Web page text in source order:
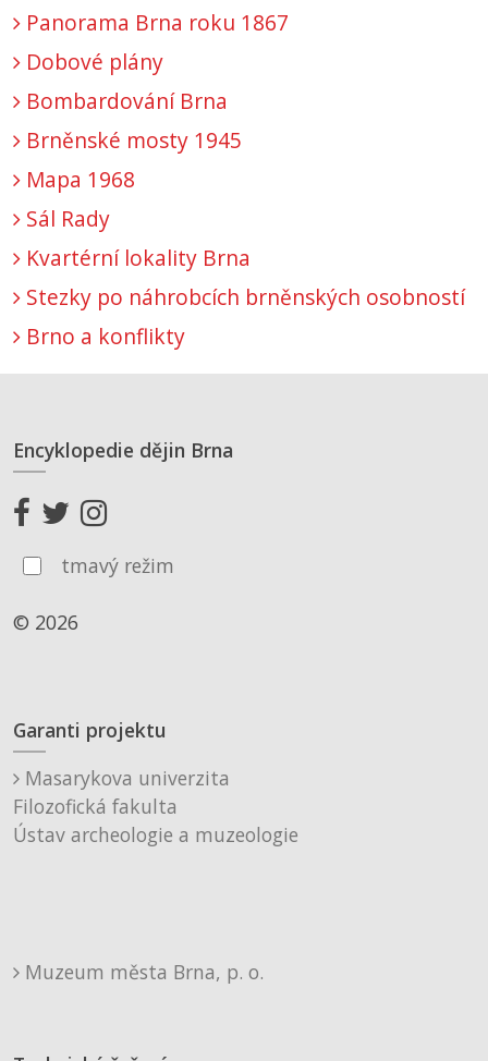
Panorama Brna roku 1867
Dobové plány
Bombardování Brna
Brněnské mosty 1945
Mapa 1968
Sál Rady
Kvartérní lokality Brna
Stezky po náhrobcích brněnských osobností
Brno a konflikty
Encyklopedie dějin Brna
tmavý režim
© 2026
Garanti projektu
Masarykova univerzita
Filozofická fakulta
Ústav archeologie a muzeologie
Muzeum města Brna, p. o.